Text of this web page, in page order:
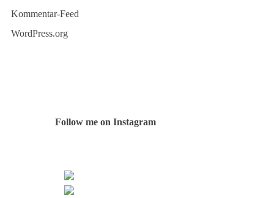
Kommentar-Feed
WordPress.org
Follow me on Instagram